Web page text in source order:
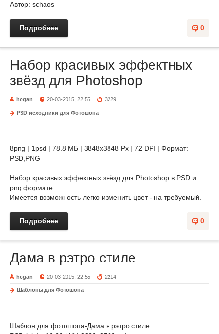
Автор: schaos
0
Подробнее
Набор красивых эффектных
звёзд для Photoshop
hogan 20-03-2015, 22:55 3229
PSD исходники для Фотошопа
8png | 1psd | 78.8 МБ | 3848х3848 Px | 72 DPI | Формат:
PSD,PNG
Набор красивых эффектных звёзд для Photoshop в PSD и
png формате.
Имеется возможность легко изменить цвет - на требуемый.
0
Подробнее
Дама в рэтро стиле
hogan 20-03-2015, 22:55 2214
Шаблоны для Фотошопа
Шаблон для фотошопа-Дама в рэтро стиле